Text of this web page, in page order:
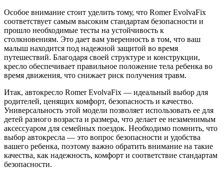
Особое внимание стоит уделить тому, что Romer EvolvaFix
соответствует самым высоким стандартам безопасности и
прошло необходимые тесты на устойчивость к
столкновениям. Это дает вам уверенность в том, что ваш
малыш находится под надежной защитой во время
путешествий. Благодаря своей структуре и конструкции,
кресло обеспечивает правильное положение тела ребенка во
время движения, что снижает риск получения травм.
Итак, автокресло Romer EvolvaFix — идеальный выбор для
родителей, ценящих комфорт, безопасность и качество.
Универсальность этой модели позволяет использовать ее для
детей разного возраста и размера, что делает ее незаменимым
аксессуаром для семейных поездок. Необходимо помнить, что
выбор автокресла — это вопрос безопасности и удобства
вашего ребенка, поэтому важно обратить внимание на такие
качества, как надежность, комфорт и соответствие стандартам
безопасности.